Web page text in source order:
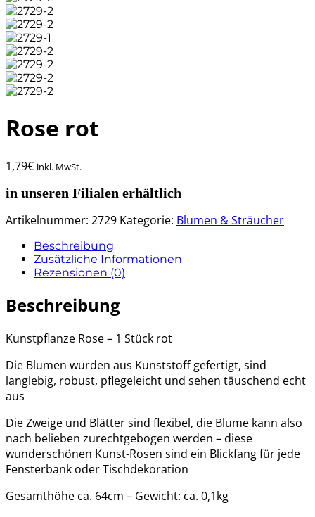
Rose rot
1,79€ inkl. MwSt.
in unseren Filialen erhältlich
Artikelnummer: 2729 Kategorie: Blumen & Sträucher
Beschreibung
Zusätzliche Informationen
Rezensionen (0)
Beschreibung
Kunstpflanze Rose – 1 Stück rot
Die Blumen wurden aus Kunststoff gefertigt, sind
langlebig, robust, pflegeleicht und sehen täuschend echt
aus
Die Zweige und Blätter sind flexibel, die Blume kann also
nach belieben zurechtgebogen werden – diese
wunderschönen Kunst-Rosen sind ein Blickfang für jede
Fensterbank oder Tischdekoration
Gesamthöhe ca. 64cm – Gewicht: ca. 0,1kg